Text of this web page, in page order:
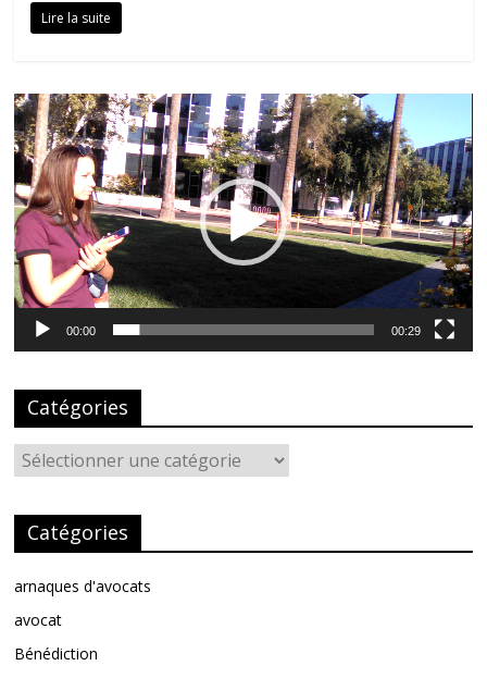
Lire la suite
Lecteur
vidéo
00:00 00:29
Catégories
Catégories
Catégories
arnaques d'avocats
avocat
Bénédiction